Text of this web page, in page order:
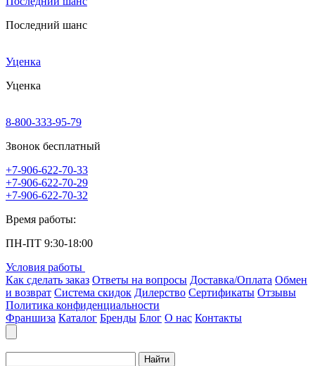
Последний шанс
Уценка
Уценка
8-800-333-95-79
Звонок бесплатный
+7-906-622-70-33
+7-906-622-70-29
+7-906-622-70-32
Время работы:
ПН-ПТ 9:30-18:00
Условия работы
Как сделать заказ Ответы на вопросы Доставка/Оплата Обмен
и возврат Система скидок Дилерство Сертификаты Отзывы
Политика конфиденциальности
Франшиза Каталог Бренды Блог О нас Контакты
Найти